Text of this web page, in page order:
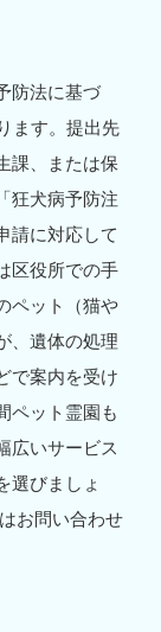
防法に基づ
ます。提出先
課、または保
狂犬病予防注
請に対応して
区役所での手
ペット（猫や
、遺体の処理
で案内を受け
ペット霊園も
広いサービス
選びましょ
お問い合わせ